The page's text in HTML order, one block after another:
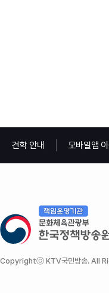
견학 안내 모바일앱
Copyrightⓒ KTV국민방송. All